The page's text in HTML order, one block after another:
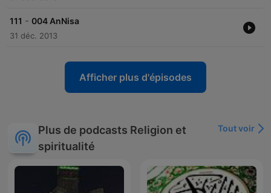
111 - 004 AnNisa
31 déc. 2013
Afficher plus d'épisodes
Plus de podcasts Religion et
spiritualité
Tout voir